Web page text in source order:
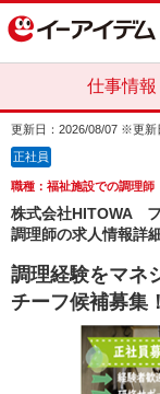
仕事情報
更新日：2026/08/07 ※更新
正社員
職種：福祉施設での調理師
株式会社HITOWA フ
調理師の求人情報詳
調理経験をマネ
チーフ候補募集